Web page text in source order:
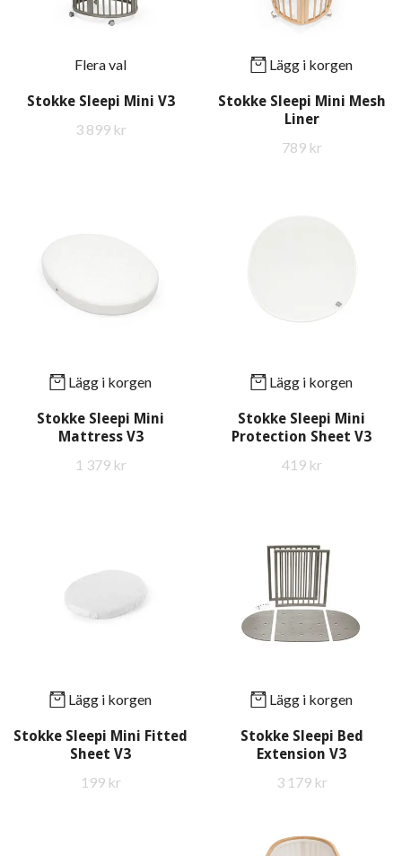
Flera val
Stokke Sleepi Mini V3
3 899 kr
Lägg i korgen
Stokke Sleepi Mini Mesh
Liner
789 kr
Lägg i korgen
Stokke Sleepi Mini
Mattress V3
1 379 kr
Lägg i korgen
Stokke Sleepi Mini
Protection Sheet V3
419 kr
Lägg i korgen
Stokke Sleepi Mini Fitted
Sheet V3
199 kr
Lägg i korgen
Stokke Sleepi Bed
Extension V3
3 179 kr